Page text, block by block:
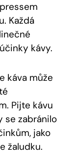
Každá
kávy.
káva ‌může‌
Pijte ⁢kávu​
se zabránilo
jako
žaludku.